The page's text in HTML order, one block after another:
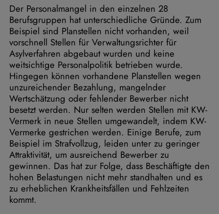
Der Personalmangel in den einzelnen 28
Berufsgruppen hat unterschiedliche Gründe. Zum
Beispiel sind Planstellen nicht vorhanden, weil
vorschnell Stellen für Verwaltungsrichter für
Asylverfahren abgebaut wurden und keine
weitsichtige Personalpolitik betrieben wurde.
Hingegen können vorhandene Planstellen wegen
unzureichender Bezahlung, mangelnder
Wertschätzung oder fehlender Bewerber nicht
besetzt werden. Nur selten werden Stellen mit KW-
Vermerk in neue Stellen umgewandelt, indem KW-
Vermerke gestrichen werden. Einige Berufe, zum
Beispiel im Strafvollzug, leiden unter zu geringer
Attraktivität, um ausreichend Bewerber zu
gewinnen. Das hat zur Folge, dass Beschäftigte den
hohen Belastungen nicht mehr standhalten und es
zu erheblichen Krankheitsfällen und Fehlzeiten
kommt.